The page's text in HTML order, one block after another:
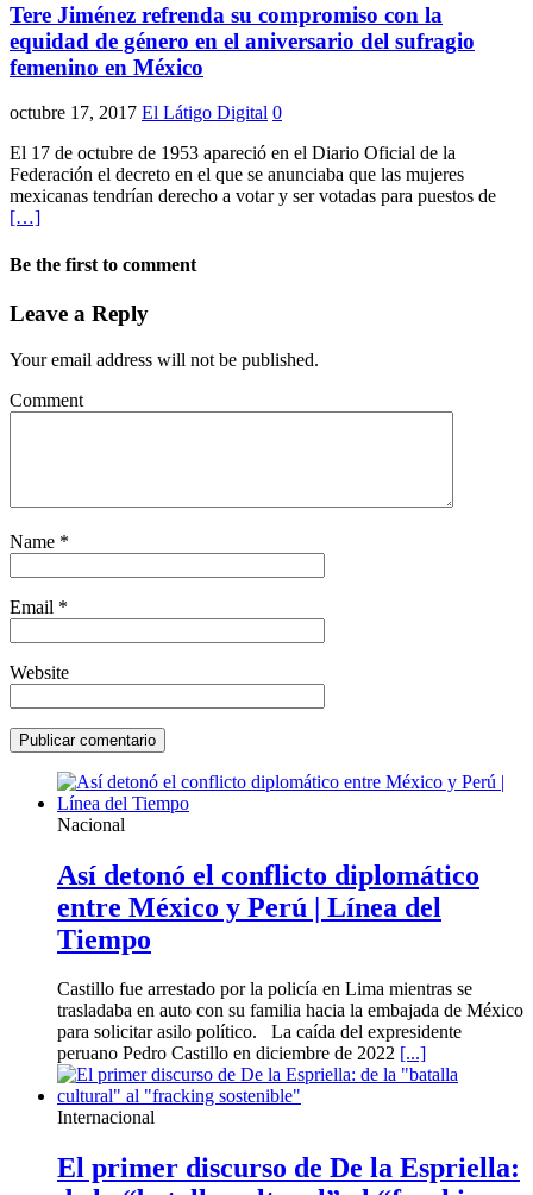
Tere Jiménez refrenda su compromiso con la
equidad de género en el aniversario del sufragio
femenino en México
octubre 17, 2017 El Látigo Digital 0
El 17 de octubre de 1953 apareció en el Diario Oficial de la
Federación el decreto en el que se anunciaba que las mujeres
mexicanas tendrían derecho a votar y ser votadas para puestos de
[…]
Be the first to comment
Leave a Reply
Your email address will not be published.
Comment
Name *
Email *
Website
Nacional
Así detonó el conflicto diplomático
entre México y Perú | Línea del
Tiempo
Castillo fue arrestado por la policía en Lima mientras se
trasladaba en auto con su familia hacia la embajada de México
para solicitar asilo político. La caída del expresidente
peruano Pedro Castillo en diciembre de 2022 [...]
Internacional
El primer discurso de De la Espriella: